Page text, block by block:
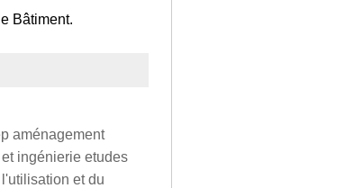
Bâtiment.
aménagement
ingénierie etudes
et du